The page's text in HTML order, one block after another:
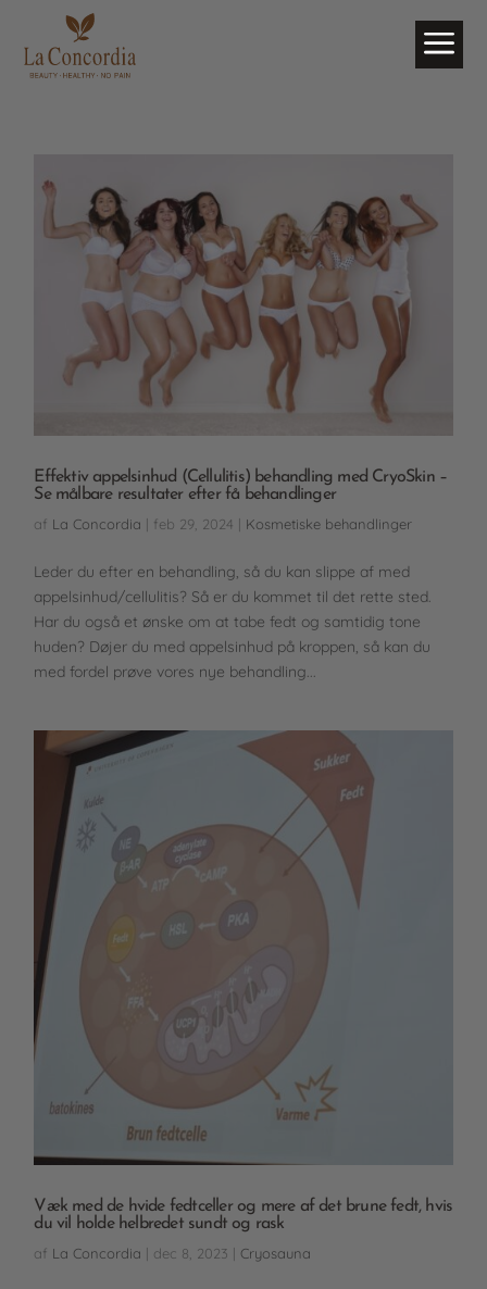
a
Effektiv appelsinhud (Cellulitis) behandling med CryoSkin –
Se målbare resultater efter få behandlinger
af La Concordia | feb 29, 2024 | Kosmetiske behandlinger
Leder du efter en behandling, så du kan slippe af med
appelsinhud/cellulitis? Så er du kommet til det rette sted.
Har du også et ønske om at tabe fedt og samtidig tone
huden? Døjer du med appelsinhud på kroppen, så kan du
med fordel prøve vores nye behandling...
Væk med de hvide fedtceller og mere af det brune fedt, hvis
du vil holde helbredet sundt og rask
af La Concordia | dec 8, 2023 | Cryosauna